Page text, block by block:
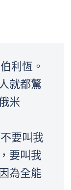
利恆。
就都驚
米
要叫我
要叫我
為全能